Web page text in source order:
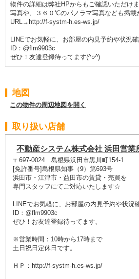
物件の詳細は弊社HPからもご確認いただけ
写真や、３６０℃のパノラマ写真なども掲載
URL→http://f-systm-h.es-ws.jp/
LINEでお気軽に、お部屋の内見予約や状況
ID：@flm9903c
ぜひ！友達登録待ってます(^○^)
地図
この物件の周辺地図を開く
取り扱い店舗
不動産システム株式会社 浜田営業
〒697-0024 島根県浜田市黒川町154-1
[免許番号]島根県知事（9）第693号
浜田市・江津市・益田市の賃貸・売買を
専門スタッフにてご対応いたします☆
LINEでお気軽に、お部屋の内見予約や状況
ID：@flm9903c
ぜひ！お友達登録待ってます。
※営業時間：10時から17時まで
土日祝日定休日です。
ＨＰ：http://f-systm-h.es-ws.jp/